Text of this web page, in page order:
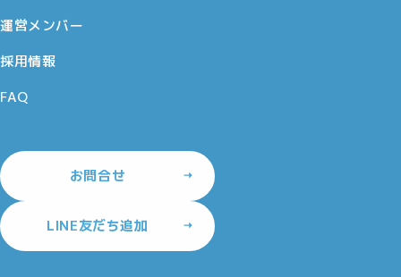
運営メンバー
採用情報
FAQ
お問合せ
LINE友だち追加